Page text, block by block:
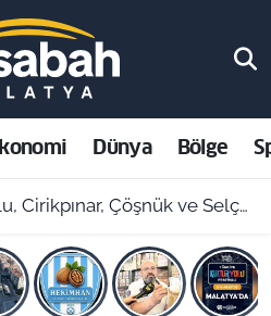
Dünya Bölge
ve Selçuklu’da konut teslimi için takvim açıklandı!
Haritası
ve Fikstür